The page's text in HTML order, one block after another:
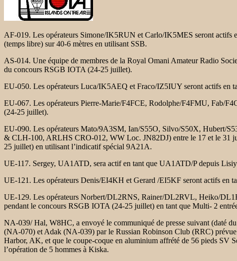
AF-019. Les opérateurs Simone/IK5RUN et Carlo/IK5MES seront actifs
(temps libre) sur 40-6 mètres en utilisant SSB.
AS-014. Une équipe de membres de la Royal Omani Amateur Radio
du concours RSGB IOTA (24-25 juillet).
EU-050. Les opérateurs Luca/IK5AEQ et Fraco/IZ5IUY seront actifs en
EU-067. Les opérateurs Pierre-Marie/F4FCE, Rodolphe/F4FMU, Fab/
(24-25 juillet).
EU-090. Les opérateurs Mato/9A3SM, Ian/S55O, Silvo/S50X, Hubert/
& CLH-100, ARLHS CRO-012, WW Loc. JN82DJ) entre le 17 et le 31
25 juillet) en utilisant l’indicatif spécial 9A21A.
UE-117. Sergey, UA1ATD, sera actif en tant que UA1ATD/P depuis
UE-121. Les opérateurs Denis/EI4KH et Gerard /EI5KF seront actifs en
UE-129. Les opérateurs Norbert/DL2RNS, Rainer/DL2RVL, Heiko/
pendant le concours RSGB IOTA (24-25 juillet) en tant que Multi- 2
NA-039/ Hal, W8HC, a envoyé le communiqué de presse suivant (daté
(NA-070) et Adak (NA-039) par le Russian Robinson Club (RRC)
Harbor, AK, et que le coupe-coque en aluminium affrété de 56 pieds SV
l’opération de 5 hommes à Kiska.